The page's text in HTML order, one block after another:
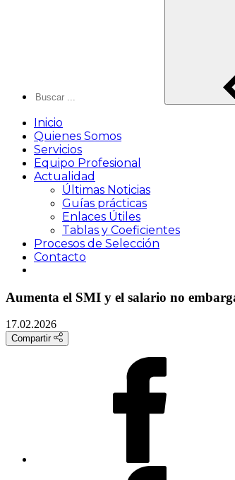
Inicio
Quienes Somos
Servicios
Equipo Profesional
Actualidad
Últimas Noticias
Guías prácticas
Enlaces Útiles
Tablas y Coeficientes
Procesos de Selección
Contacto
Aumenta el SMI y el salario no
17.02.2026
Compartir